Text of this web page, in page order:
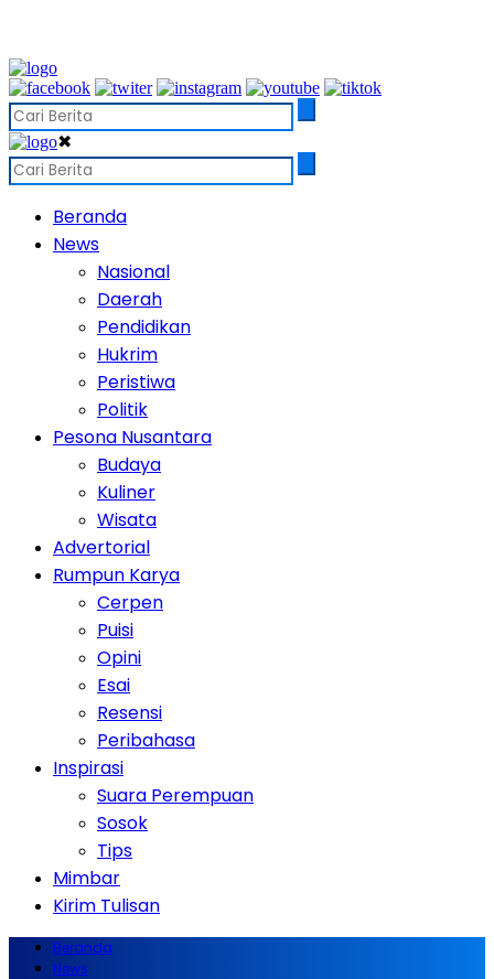
✖
Beranda
News
Nasional
Daerah
Pendidikan
Hukrim
Peristiwa
Politik
Pesona Nusantara
Budaya
Kuliner
Wisata
Advertorial
Rumpun Karya
Cerpen
Puisi
Opini
Esai
Resensi
Peribahasa
Inspirasi
Suara Perempuan
Sosok
Tips
Mimbar
Kirim Tulisan
Beranda
News